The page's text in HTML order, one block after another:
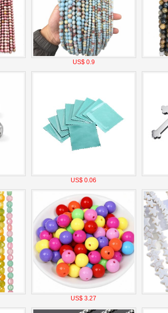
US$ 0.9
US$ 0.06
US$ 3.27